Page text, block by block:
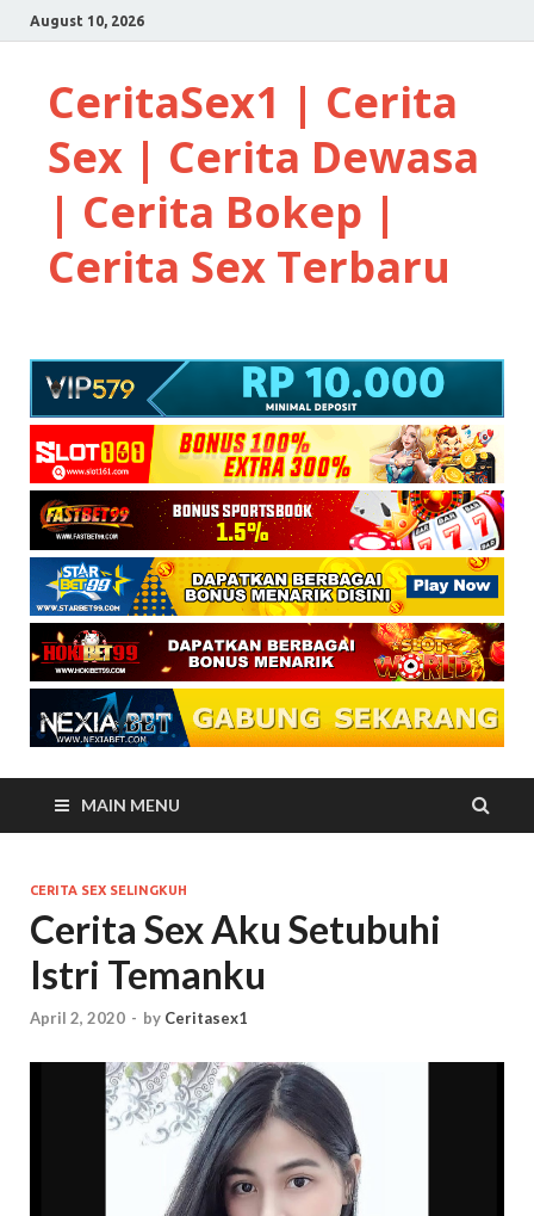
August 10, 2026
CeritaSex1 | Cerita
Sex | Cerita Dewasa
| Cerita Bokep |
Cerita Sex Terbaru
MAIN MENU
CERITA SEX SELINGKUH
Cerita Sex Aku Setubuhi
Istri Temanku
April 2, 2020 - by Ceritasex1